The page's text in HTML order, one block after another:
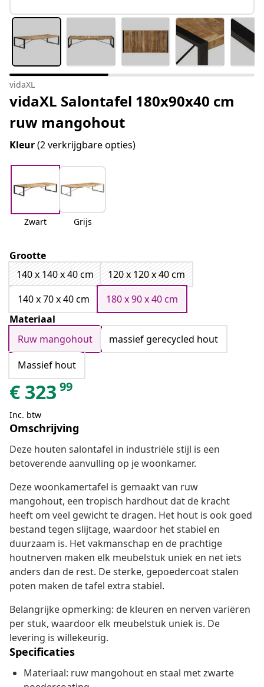
vidaXL
vidaXL Salontafel 180x90x40 cm
ruw mangohout
Kleur(2 verkrijgbare opties)
Zwart Grijs
Grootte
140 x 140 x 40 cm
120 x 120 x 40 cm
140 x 70 x 40 cm
180 x 90 x 40 cm
Materiaal
Ruw mangohout
massief gerecycled hout
Massief hout
€ 323 99
Inc. btw
Omschrijving
Deze houten salontafel in industriële stijl is een
betoverende aanvulling op je woonkamer.
Deze woonkamertafel is gemaakt van ruw
mangohout, een tropisch hardhout dat de kracht
heeft om veel gewicht te dragen. Het hout is ook goed
bestand tegen slijtage, waardoor het stabiel en
duurzaam is. Het vakmanschap en de prachtige
houtnerven maken elk meubelstuk uniek en net iets
anders dan de rest. De sterke, gepoedercoat stalen
poten maken de tafel extra stabiel.
Belangrijke opmerking: de kleuren en nerven variëren
per stuk, waardoor elk meubelstuk uniek is. De
levering is willekeurig.
Specificaties
Materiaal: ruw mangohout en staal met zwarte